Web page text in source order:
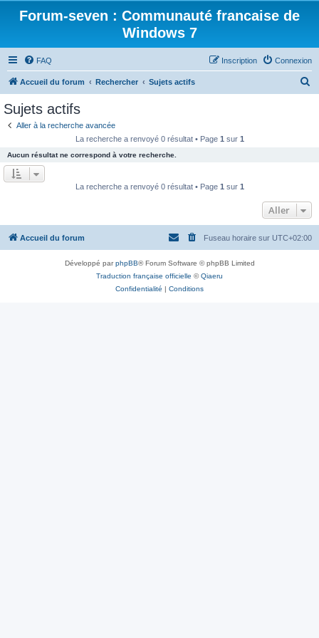
Forum-seven : Communauté francaise de
Windows 7
FAQ Connexion
Inscription
Accueil du forum Rechercher Sujets actifs
e
r
Sujets actifs
Aller à la recherche avancée
La recherche a renvoyé 0 résultat • Page 1 sur 1
Aucun résultat ne correspond à votre recherche.
La recherche a renvoyé 0 résultat • Page 1 sur 1
Aller
Accueil du forum Fuseau horaire sur UTC+02:00
Développé parphpBB® Forum Software © phpBB Limited
Traduction française officielle ©Qiaeru
Confidentialité | Conditions